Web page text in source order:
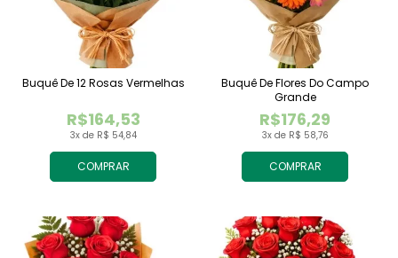
COMPRAR
3x de R$ 54,84
R$164,53
Buquê De 12 Rosas Vermelhas
COMPRAR
3x de R$ 58,76
R$176,29
Buquê De Flores Do Campo
Grande